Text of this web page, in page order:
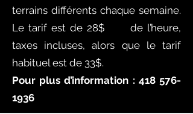
terrains différents chaque semaine.
Le tarif est de 28$ de l’heure,
taxes incluses, alors que le tarif
habituel est de 33$.
Pour plus d’information : 418 576-
1936